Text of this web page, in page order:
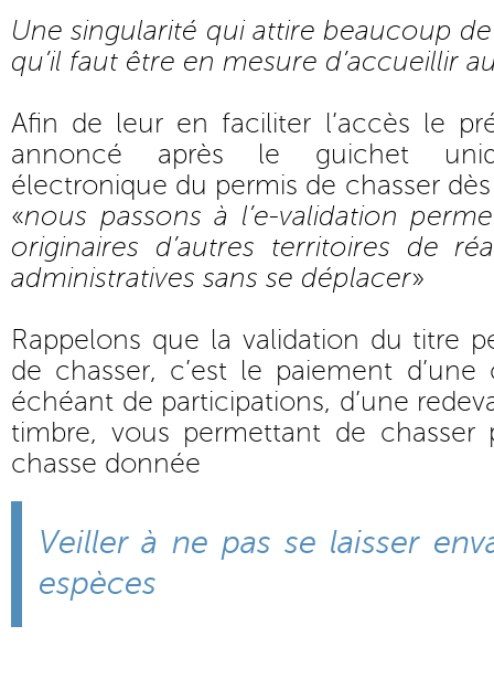
Une singularité qui attire beaucoup
qu’il faut être en mesure d’accueillir
Afin de leur en faciliter l’accès le
annoncé après le guichet
électronique du permis de chasser
«nous passons à l’e-validation
originaires d’autres territoires de
administratives sans se déplacer»
Rappelons que la validation du titre
de chasser, c’est le paiement
échéant de participations, d’une
timbre, vous permettant de chasser
chasse donnée
Veiller à ne pas se laisser
espèces